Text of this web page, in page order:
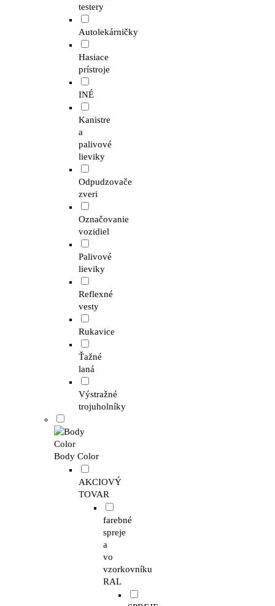
testery
Autolekárničky
Hasiace
prístroje
INÉ
Kanistre
a
palivové
lieviky
Odpudzovače
zveri
Označovanie
vozidiel
Palivové
lieviky
Reflexné
vesty
Rukavice
Ťažné
laná
Výstražné
trojuholníky
Body Color
AKCIOVÝ
TOVAR
farebné
spreje
a
vo
vzorkovníku
RAL